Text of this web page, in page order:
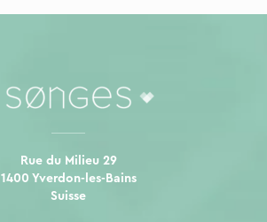
Rue du Milieu 29
1400 Yverdon-les-Bains
Suisse